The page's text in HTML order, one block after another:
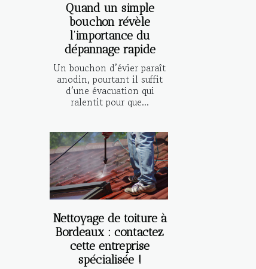
Quand un simple
bouchon révèle
l’importance du
dépannage rapide
Un bouchon d’évier paraît
anodin, pourtant il suffit
d’une évacuation qui
ralentit pour que...
Nettoyage de toiture à
Bordeaux : contactez
cette entreprise
spécialisée !